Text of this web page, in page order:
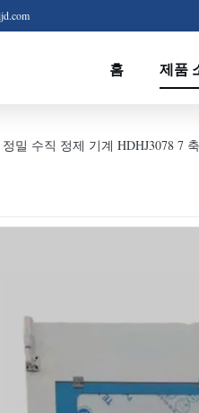
홈 제품
정밀 수직 정제 기계 HDHJ3078 7